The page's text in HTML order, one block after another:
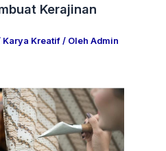
Kerajinan
Karya Kreatif / OlehAdmin